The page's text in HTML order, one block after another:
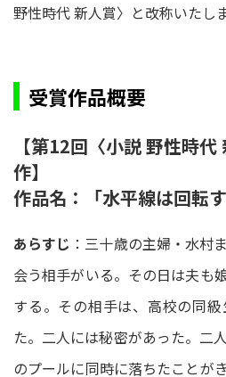
野性時代 新⼈賞〉と改称いたし
受賞作品概要
【第12回〈小説 野性時
作】
作品名：「水平線は回転す
あらすじ ：三十歳の主婦・水村
会う相手がいる。その日は夫も
する。その相手は、高校の同
た。二人には秘密があった。二
のプールに同時に落ちたことが